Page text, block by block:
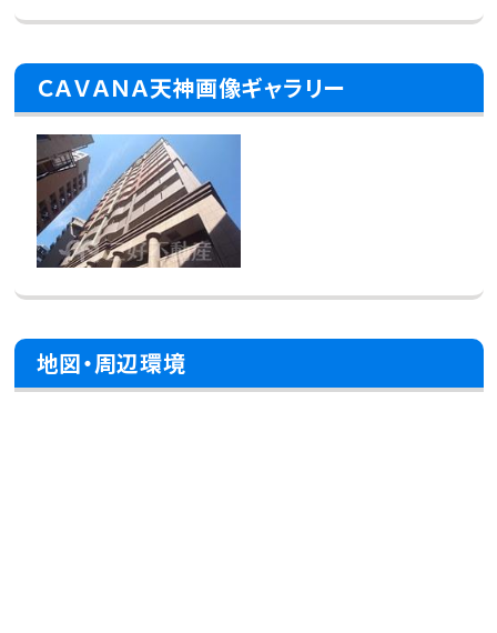
ＣＡＶＡＮＡ天神画像ギャラリー
地図・周辺環境